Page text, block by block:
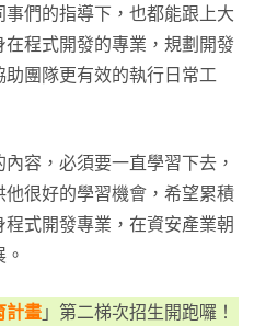
們的指導下，也都能跟上大
程式開發的專業，規劃開發
團隊更有效的執行日常工
容，必須要一直學習下去，
很好的學習機會，希望累積
式開發專業，在資安產業朝
計畫 」第二梯次招生開跑囉！